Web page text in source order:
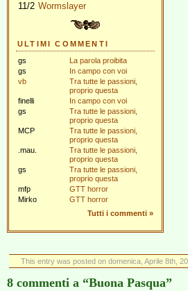
11/2 Wormslayer
ULTIMI COMMENTI
gs
La parola proibita
gs
In campo con voi
vb
Tra tutte le passioni,
proprio questa
finelli
In campo con voi
gs
Tra tutte le passioni,
proprio questa
MCP
Tra tutte le passioni,
proprio questa
.mau.
Tra tutte le passioni,
proprio questa
gs
Tra tutte le passioni,
proprio questa
mfp
GTT horror
Mirko
GTT horror
Tutti i commenti »
This entry was posted on domenica, Aprile 8th,
8 commenti a “Buona Pasqua”